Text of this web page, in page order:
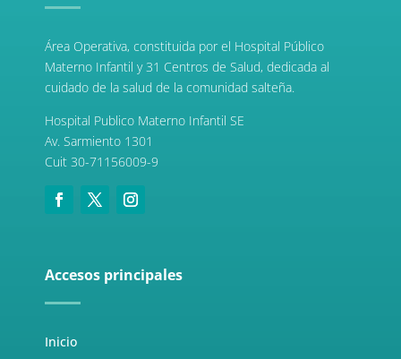
Área Operativa, constituida por el Hospital Público
Materno Infantil y 31 Centros de Salud, dedicada al
cuidado de la salud de la comunidad salteña.
Hospital Publico Materno Infantil SE
Av. Sarmiento 1301
Cuit 30-71156009-9
Accesos principales
Inicio